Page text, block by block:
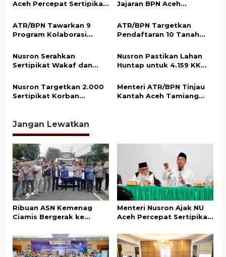
i
p
o
s
Aceh Percepat Sertipikasi
Kepastian Hukum Aset
Umat
Jajaran BPN Aceh
Layanan Pertanahan
Berbasis Kepuasan
Masyarakat
ATR/BPN Tawarkan 9
Program Kolaborasi
untuk Perkuat Layanan
Pertanahan
ATR/BPN Targetkan
Pendaftaran 10 Tanah
Perkuat Perlindungan
Hak Masyarakat Adat
Nusron Serahkan
Sertipikat Wakaf dan
untuk Pembangunan
Masjid di Aceh Tamiang
Nusron Pastikan Lahan
Huntap untuk 4.159 KK
Tamiang Siap Digunakan
Nusron Targetkan 2.000
Sertipikat Korban
Menteri ATR/BPN Tinjau
Kantah Aceh Tamiang
Jangan Lewatkan
Ribuan ASN Kemenag
Ciamis Bergerak ke
Kebangsaan
Menteri Nusron Ajak NU
Aceh Percepat Sertipikasi
Kepastian Hukum Aset
Umat